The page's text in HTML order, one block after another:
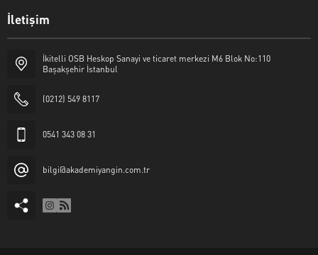
İletişim
İkitelli OSB Heskop Sanayi ve ticaret merkezi M6 Blok No:110
Başakşehir İstanbul
(0212) 549 8117
0541 343 08 31
bilgi@akademiyangin.com.tr